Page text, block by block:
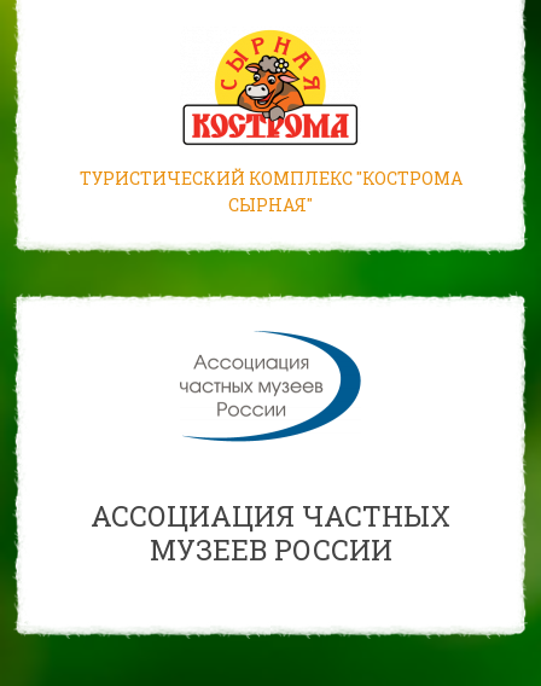
ТУРИСТИЧЕСКИЙ КОМПЛЕКС "КОСТРОМА
СЫРНАЯ"
АССОЦИАЦИЯ ЧАСТНЫХ
МУЗЕЕВ РОССИИ